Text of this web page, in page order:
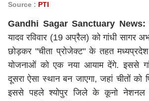
Source : PTI
Gandhi Sagar Sanctuary News:
यादव रविवार (19 अप्रैल) को गांधी सागर
छोड़कर "चीता प्रोजेक्ट" के तहत
योजनाओं को एक नया आयाम देंगे. इससे
दूसरा ऐसा स्थान बन जाएगा, जहां चीतों को
इससे पहले श्योपुर जिले के कूनो नेशनल